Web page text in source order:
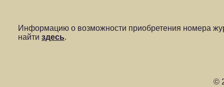
Информацию о возможности приобретения номера
найти здесь.
©